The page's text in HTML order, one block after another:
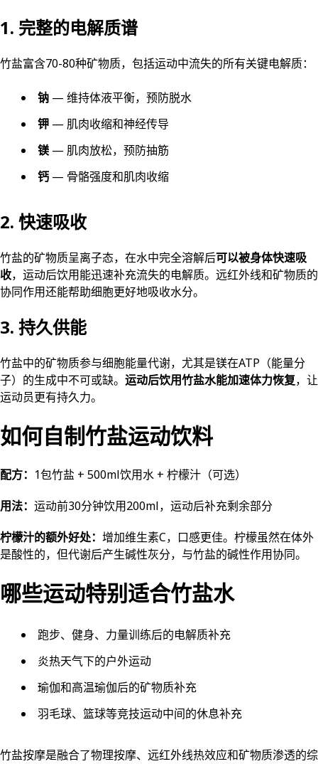
1. 完整的电解质谱
竹盐富含70-80种矿物质，包括运动中流失的所有关键电解质：
钠 — 维持体液平衡，预防脱水
钾 — 肌肉收缩和神经传导
镁 — 肌肉放松，预防抽筋
钙 — 骨骼强度和肌肉收缩
2. 快速吸收
竹盐的矿物质呈离子态，在水中完全溶解后可以被身体快速吸
收，运动后饮用能迅速补充流失的电解质。远红外线和矿物质的
协同作用还能帮助细胞更好地吸收水分。
3. 持久供能
竹盐中的矿物质参与细胞能量代谢，尤其是镁在ATP（能量分
子）的生成中不可或缺。 运动后饮用竹盐水能加速体力恢复，让
运动员更有持久力。
如何自制竹盐运动饮料
配方： 1包竹盐 + 500ml饮用水 + 柠檬汁（可选）
用法： 运动前30分钟饮用200ml，运动后补充剩余部分
柠檬汁的额外好处： 增加维生素C，口感更佳。柠檬虽然在体外
是酸性的，但代谢后产生碱性灰分，与竹盐的碱性作用协同。
哪些运动特别适合竹盐水
跑步、健身、力量训练后的电解质补充
炎热天气下的户外运动
瑜伽和高温瑜伽后的矿物质补充
羽毛球、篮球等竞技运动中间的休息补充
竹盐按摩是融合了物理按摩、远红外线热效应和矿物质渗透的综